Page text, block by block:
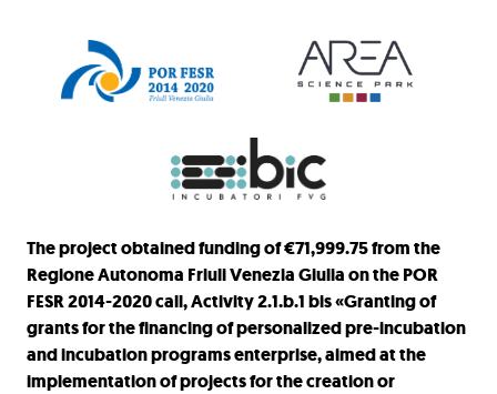
The project obtained funding of €71,999.75 from the
Regione Autonoma Friuli Venezia Giulia on the POR
FESR 2014-2020 call, Activity 2.1.b.1 bis «Granting of
grants for the financing of personalized pre-incubation
and incubation programs enterprise, aimed at the
implementation of projects for the creation or